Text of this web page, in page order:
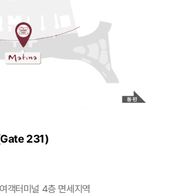
231)
객터미널 4층 면세지역